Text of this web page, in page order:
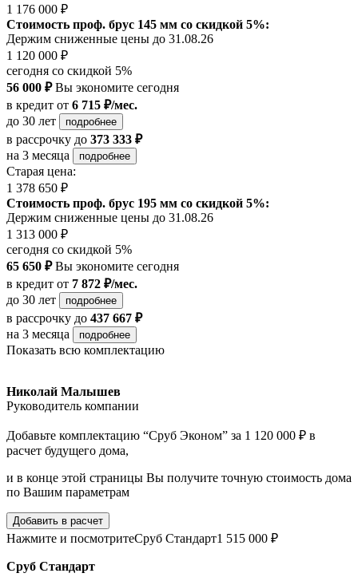
1 176 000 ₽
Стоимость проф. брус 145 мм со скидкой 5%:
Держим сниженные цены до 31.08.26
1 120 000 ₽
сегодня со скидкой 5%
56 000 ₽Вы экономите сегодня
в кредит от 6 715 ₽/мес.
до 30 лет
подробнее
в рассрочку до 373 333 ₽
на 3 месяца
подробнее
Старая цена:
1 378 650 ₽
Стоимость проф. брус 195 мм со скидкой 5%:
Держим сниженные цены до 31.08.26
1 313 000 ₽
сегодня со скидкой 5%
65 650 ₽Вы экономите сегодня
в кредит от 7 872 ₽/мес.
до 30 лет
подробнее
в рассрочку до 437 667 ₽
на 3 месяца
подробнее
Показать всю комплектацию
Николай Малышев
Руководитель компании
Добавьте комплектацию “Сруб Эконом” за 1 120 000 ₽ в
расчет будущего дома,
и в конце этой страницы Вы получите точную стоимость дома
по Вашим параметрам
Добавить в расчет
Нажмите и посмотритеСруб Стандарт1 515 000 ₽
Сруб Стандарт